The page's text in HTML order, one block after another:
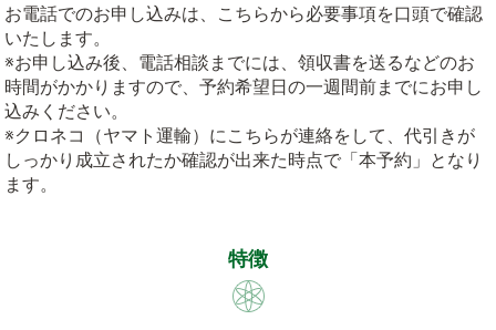
お電話でのお申し込みは、こちらから必要事項を口頭で確認
いたします。
※お申し込み後、電話相談までには、領収書を送るなどのお
時間がかかりますので、予約希望日の一週間前までにお申し
込みください。
※クロネコ（ヤマト運輸）にこちらが連絡をして、代引きが
しっかり成立されたか確認が出来た時点で「本予約」となり
ます。
特徴